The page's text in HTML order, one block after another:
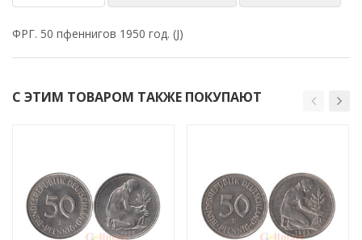
ФРГ. 50 пфеннигов 1950 год. (J)
С ЭТИМ ТОВАРОМ ТАКЖЕ ПОКУПАЮТ